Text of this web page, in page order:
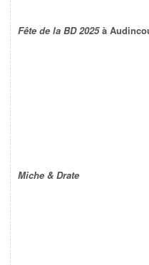
Fête de la BD 2025à
Miche & Drate